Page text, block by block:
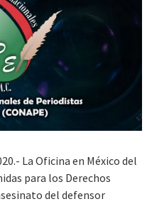
La Oficina en México del
para los Derechos
del defensor